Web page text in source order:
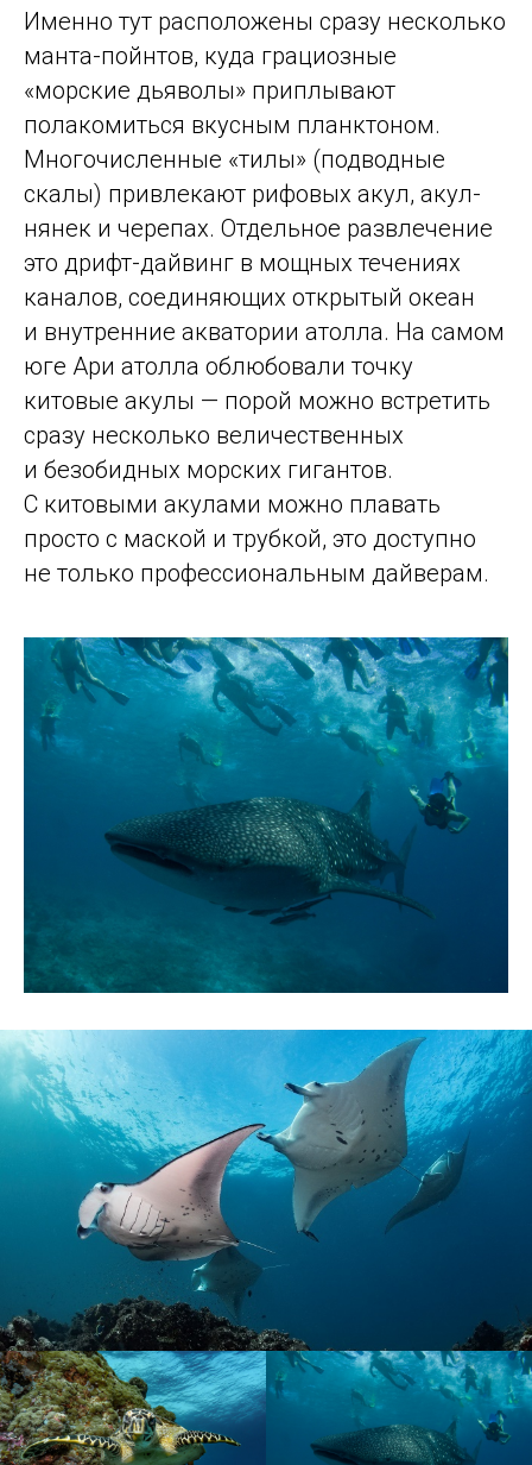
Именно тут расположены сразу несколько
манта-пойнтов, куда грациозные
«морские дьяволы» приплывают
полакомиться вкусным планктоном.
Многочисленные «тилы» (подводные
скалы) привлекают рифовых акул, акул-
нянек и черепах. Отдельное развлечение
это дрифт-дайвинг в мощных течениях
каналов, соединяющих открытый океан
и внутренние акватории атолла. На самом
юге Ари атолла облюбовали точку
китовые акулы — порой можно встретить
сразу несколько величественных
и безобидных морских гигантов.
С китовыми акулами можно плавать
просто с маской и трубкой, это доступно
не только профессиональным дайверам.